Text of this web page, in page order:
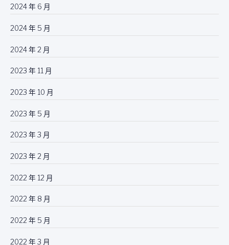
2024 年 6 月
2024 年 5 月
2024 年 2 月
2023 年 11 月
2023 年 10 月
2023 年 5 月
2023 年 3 月
2023 年 2 月
2022 年 12 月
2022 年 8 月
2022 年 5 月
2022 年 3 月